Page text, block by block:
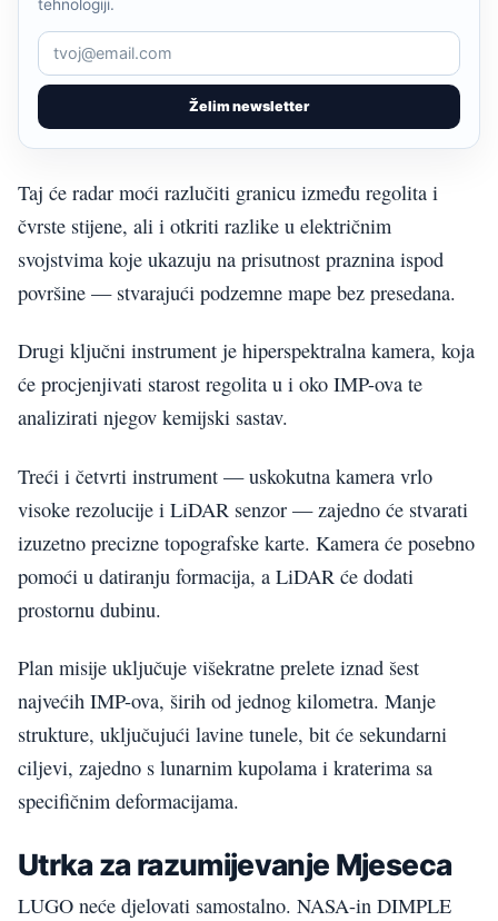
Želim newsletter
tehnologiji.
Taj će radar moći razlučiti granicu između regolita i
čvrste stijene, ali i otkriti razlike u električnim
svojstvima koje ukazuju na prisutnost praznina ispod
površine — stvarajući podzemne mape bez presedana.
Drugi ključni instrument je hiperspektralna kamera, koja
će procjenjivati starost regolita u i oko IMP-ova te
analizirati njegov kemijski sastav.
Treći i četvrti instrument — uskokutna kamera vrlo
visoke rezolucije i LiDAR senzor — zajedno će stvarati
izuzetno precizne topografske karte. Kamera će posebno
pomoći u datiranju formacija, a LiDAR će dodati
prostornu dubinu.
Plan misije uključuje višekratne prelete iznad šest
najvećih IMP-ova, širih od jednog kilometra. Manje
strukture, uključujući lavine tunele, bit će sekundarni
ciljevi, zajedno s lunarnim kupolama i kraterima sa
specifičnim deformacijama.
Utrka za razumijevanje Mjeseca
LUGO neće djelovati samostalno. NASA-in DIMPLE